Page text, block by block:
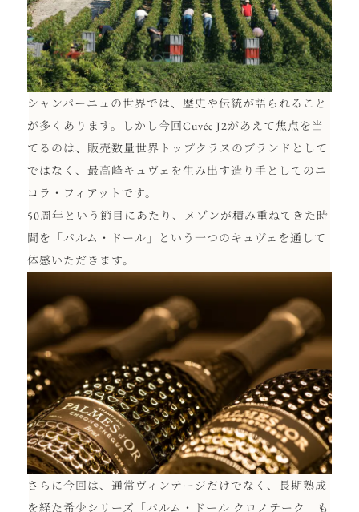
シャンパーニュの世界では、歴史や伝統が語られること
が多くあります。しかし今回Cuvée J2があえて焦点を当
てるのは、販売数量世界トップクラスのブランドとして
ではなく、最高峰キュヴェを生み出す造り手としてのニ
コラ・フィアットです。
50周年という節目にあたり、メゾンが積み重ねてきた時
間を「パルム・ドール」という一つのキュヴェを通して
体感いただきます。
さらに今回は、通常ヴィンテージだけでなく、長期熟成
を経た希少シリーズ「パルム・ドール クロノテーク」も